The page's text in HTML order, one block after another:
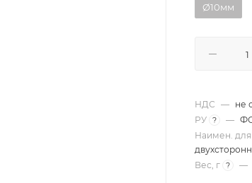
Ø10мм
НДС — не
РУ ? —
Наимен.
Вес, г ? —